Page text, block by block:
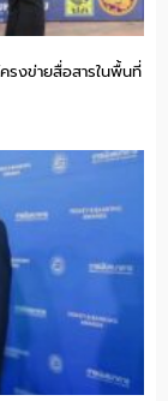
งข่ายสื่อสารในพื้นที่